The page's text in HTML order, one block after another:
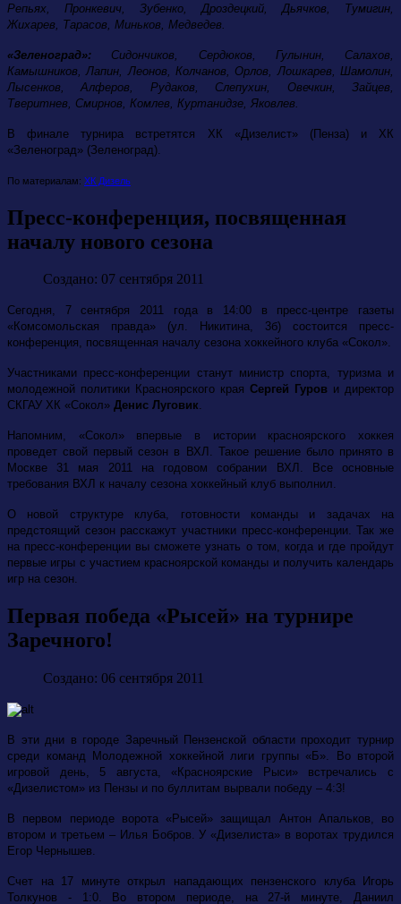
Репьях, Пронкевич, Зубенко, Дроздецкий, Дьячков, Тумигин,
Жихарев, Тарасов, Миньков, Медведев.
«Зеленоград»: Сидончиков, Сердюков, Гулынин, Салахов,
Камышников, Лапин, Леонов, Колчанов, Орлов, Лошкарев, Шамолин,
Лысенков, Алферов, Рудаков, Слепухин, Овечкин, Зайцев,
Тверитнев, Смирнов, Комлев, Куртанидзе, Яковлев.
В финале турнира встретятся ХК «Дизелист» (Пенза) и ХК
«Зеленоград» (Зеленоград).
По материалам: ХК Дизель
Пресс-конференция, посвященная
началу нового сезона
Создано: 07 сентября 2011
Сегодня, 7 сентября 2011 года в 14:00 в пресс-центре газеты
«Комсомольская правда» (ул. Никитина, 3б) состоится пресс-
конференция, посвященная началу сезона хоккейного клуба «Сокол».
Участниками пресс-конференции станут министр спорта, туризма и
молодежной политики Красноярского края Сергей Гуров и директор
СКГАУ ХК «Сокол» Денис Луговик.
Напомним, «Сокол» впервые в истории красноярского хоккея
проведет свой первый сезон в ВХЛ. Такое решение было принято в
Москве 31 мая 2011 на годовом собрании ВХЛ. Все основные
требования ВХЛ к началу сезона хоккейный клуб выполнил.
О новой структуре клуба, готовности команды и задачах на
предстоящий сезон расскажут участники пресс-конференции. Так же
на пресс-конференции вы сможете узнать о том, когда и где пройдут
первые игры с участием красноярской команды и получить календарь
игр на сезон.
Первая победа «Рысей» на турнире
Заречного!
Создано: 06 сентября 2011
В эти дни в городе Заречный Пензенской области проходит турнир
среди команд Молодежной хоккейной лиги группы «Б». Во второй
игровой день, 5 августа, «Красноярские Рыси» встречались с
«Дизелистом» из Пензы и по буллитам вырвали победу – 4:3!
В первом периоде ворота «Рысей» защищал Антон Апальков, во
втором и третьем – Илья Бобров. У «Дизелиста» в воротах трудился
Егор Чернышев.
Счет на 17 минуте открыл нападающих пензенского клуба Игорь
Толкунов - 1:0. Во втором периоде, на 27-й минуте, Даниил